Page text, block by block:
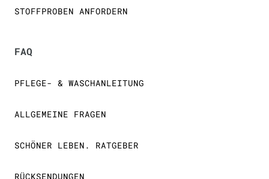
STOFFPROBEN ANFORDERN
FAQ
PFLEGE- & WASCHANLEITUNG
ALLGEMEINE FRAGEN
SCHÖNER LEBEN. RATGEBER
RÜCKSENDUNGEN